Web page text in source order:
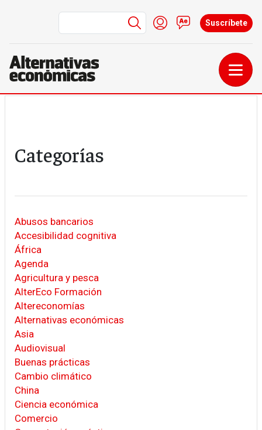
Menú de cuenta de
Iniciar sesión
Contacto
Suscríbete
Categorías
Abusos bancarios
Accesibilidad cognitiva
África
Agenda
Agricultura y pesca
AlterEco Formación
Altereconomías
Alternativas económicas
Asia
Audiovisual
Buenas prácticas
Cambio climático
China
Ciencia económica
Comercio